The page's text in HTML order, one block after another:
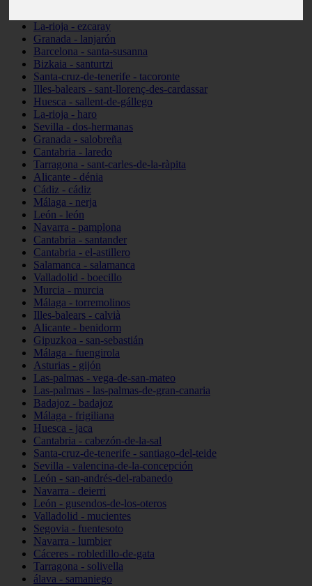
La-rioja - ezcaray
Granada - lanjarón
Barcelona - santa-susanna
Bizkaia - santurtzi
Santa-cruz-de-tenerife - tacoronte
Illes-balears - sant-llorenç-des-cardassar
Huesca - sallent-de-gállego
La-rioja - haro
Sevilla - dos-hermanas
Granada - salobreña
Cantabria - laredo
Tarragona - sant-carles-de-la-ràpita
Alicante - dénia
Cádiz - cádiz
Málaga - nerja
León - león
Navarra - pamplona
Cantabria - santander
Cantabria - el-astillero
Salamanca - salamanca
Valladolid - boecillo
Murcia - murcia
Málaga - torremolinos
Illes-balears - calvià
Alicante - benidorm
Gipuzkoa - san-sebastián
Málaga - fuengirola
Asturias - gijón
Las-palmas - vega-de-san-mateo
Las-palmas - las-palmas-de-gran-canaria
Badajoz - badajoz
Málaga - frigiliana
Huesca - jaca
Cantabria - cabezón-de-la-sal
Santa-cruz-de-tenerife - santiago-del-teide
Sevilla - valencina-de-la-concepción
León - san-andrés-del-rabanedo
Navarra - deierri
León - gusendos-de-los-oteros
Valladolid - mucientes
Segovia - fuentesoto
Navarra - lumbier
Cáceres - robledillo-de-gata
Tarragona - solivella
álava - samaniego